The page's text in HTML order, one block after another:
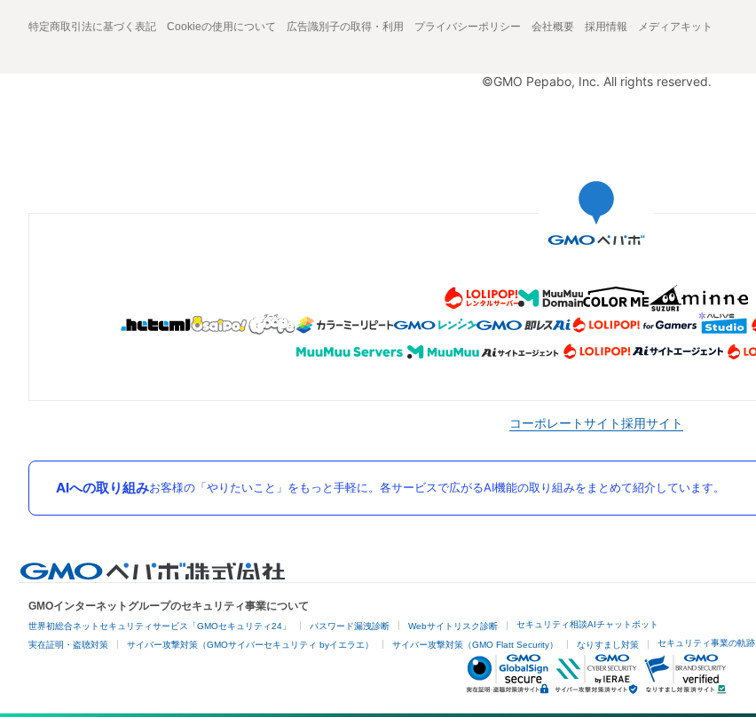
特定商取引法に基づく表記 Cookieの使用について 広告識別子の取得・利用 プライバシーポリシー 会社概要 採用情報 メディアキット
©GMO Pepabo, Inc. All rights reserved.
コーポレートサイト採用サイト
AIへの取り組みお客様の「やりたいこと」をもっと手軽に。各サービスで広がるAI機能の取り組みをまとめて紹介しています。
GMOインターネットグループのセキュリティ事業について
世界初総合ネットセキュリティサービス「GMOセキュリティ24」 パスワード漏洩診断 Webサイトリスク診断 セキュリティ相談AIチャットボット
実在証明・盗聴対策 サイバー攻撃対策（GMOサイバーセキュリティ byイエラエ） サイバー攻撃対策（GMO Flatt Security） なりすまし対策 セキュリティ事業の軌跡